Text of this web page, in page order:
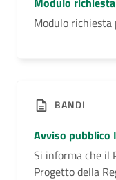
Modulo
BANDI
Avviso pubblico
Si informa che il
Progetto della